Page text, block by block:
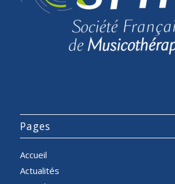
Pages
Accueil
Actualités